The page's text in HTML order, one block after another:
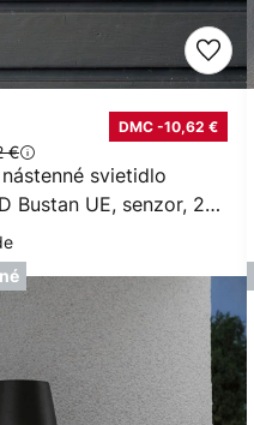
svietidlo
Bustan UE, senzor, 2
DMC -10,62 €
€